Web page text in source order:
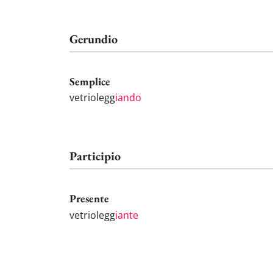
Gerundio
Semplice
vetrioleggiando
Participio
Presente
vetrioleggiante